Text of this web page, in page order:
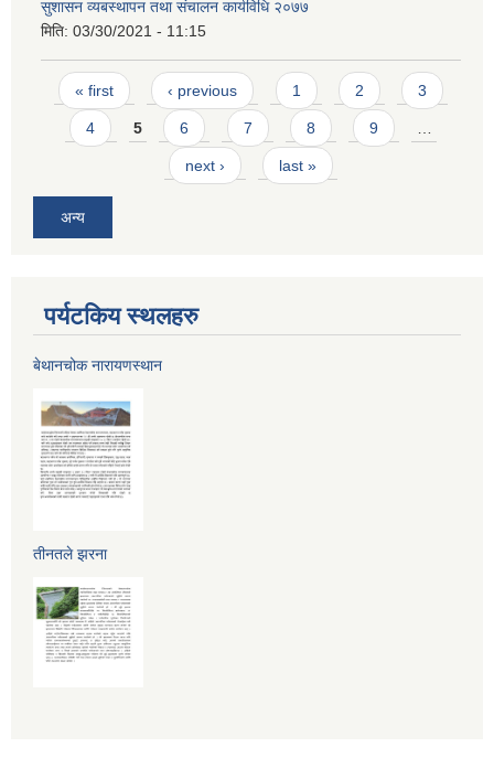
सुशासन व्यबस्थापन तथा संचालन कार्यविधि २०७७
मिति: 03/30/2021 - 11:15
Pages
« first ‹ previous 1 2 3
4 5 6 7 8 9 …
next › last »
अन्य
पर्यटकिय स्थलहरु
बेथानचोक नारायणस्थान
तीनतले झरना